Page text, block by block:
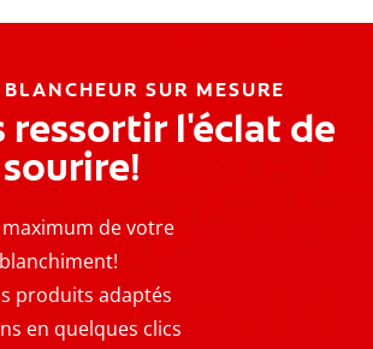
SUR MESURE
ressortir l'éclat de
de votre
produits adaptés
en quelques clics